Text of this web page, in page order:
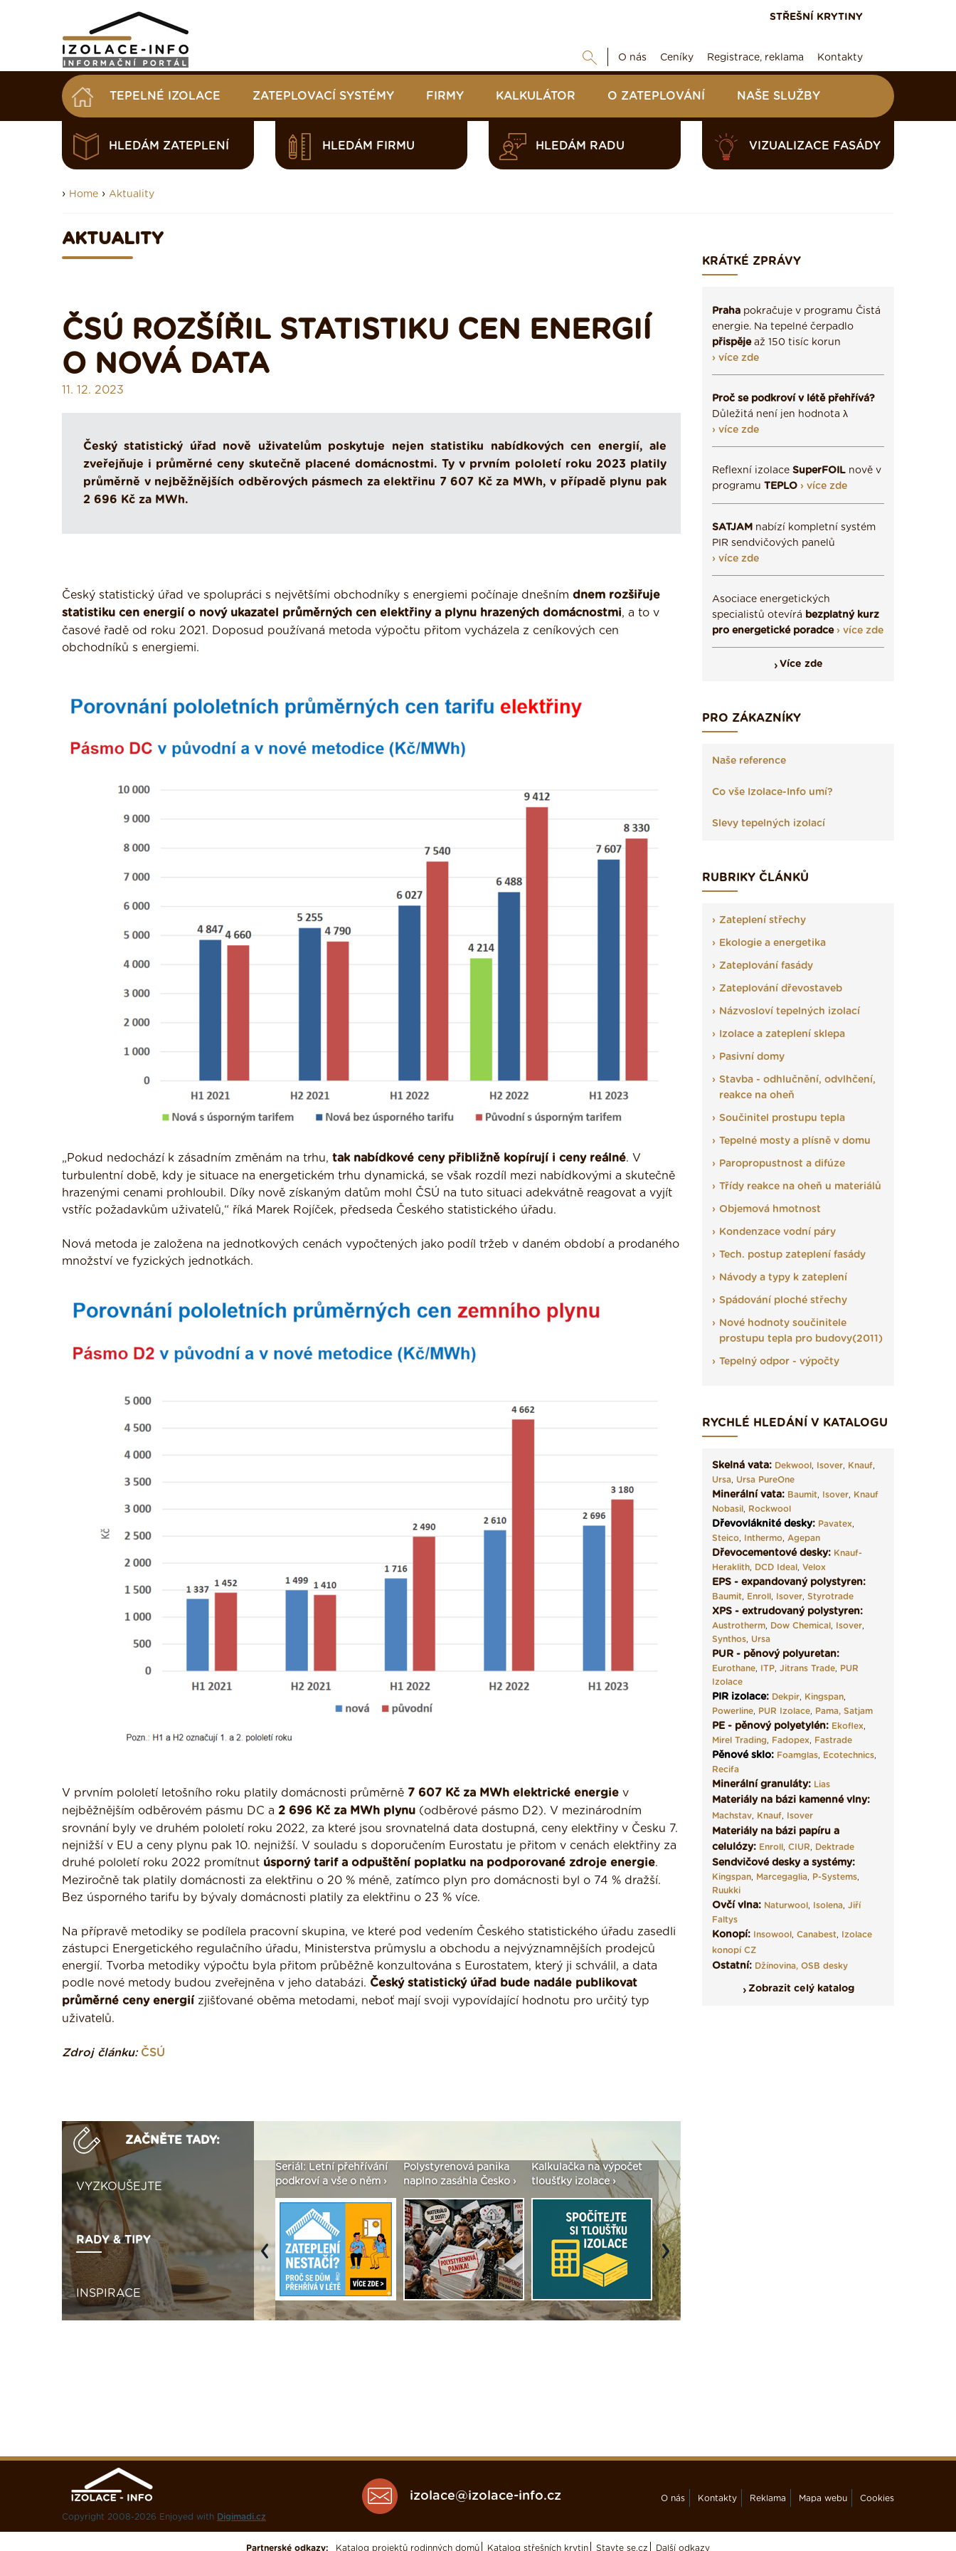
STŘEŠNÍ KRYTINY
O nás Ceníky Registrace, reklama Kontakty
TEPELNÉ IZOLACE ZATEPLOVACÍ SYSTÉMY FIRMY KALKULÁTOR O ZATEPLOVÁNÍ NAŠE SLUŽBY
HLEDÁM ZATEPLENÍ HLEDÁM FIRMU HLEDÁM RADU VIZUALIZACE FASÁDY
› Home › Aktuality
AKTUALITY
ČSÚ ROZŠÍŘIL STATISTIKU CEN ENERGIÍ
O NOVÁ DATA
11. 12. 2023
Český statistický úřad nově uživatelům poskytuje nejen statistiku nabídkových cen energií, ale
zveřejňuje i průměrné ceny skutečně placené domácnostmi. Ty v prvním pololetí roku 2023 platily
průměrně v nejběžnějších odběrových pásmech za elektřinu 7 607 Kč za MWh, v případě plynu pak
2 696 Kč za MWh.
Český statistický úřad ve spolupráci s největšími obchodníky s energiemi počínaje dnešním dnem rozšiřuje
statistiku cen energií o nový ukazatel průměrných cen elektřiny a plynu hrazených domácnostmi, a to v
časové řadě od roku 2021. Doposud používaná metoda výpočtu přitom vycházela z ceníkových cen
obchodníků s energiemi.
„Pokud nedochází k zásadním změnám na trhu, tak nabídkové ceny přibližně kopírují i ceny reálné. V
turbulentní době, kdy je situace na energetickém trhu dynamická, se však rozdíl mezi nabídkovými a skutečně
hrazenými cenami prohloubil. Díky nově získaným datům mohl ČSÚ na tuto situaci adekvátně reagovat a vyjít
vstříc požadavkům uživatelů,“ říká Marek Rojíček, předseda Českého statistického úřadu.
Nová metoda je založena na jednotkových cenách vypočtených jako podíl tržeb v daném období a prodaného
množství ve fyzických jednotkách.
V prvním pololetí letošního roku platily domácnosti průměrně 7 607 Kč za MWh elektrické energie v
nejběžnějším odběrovém pásmu DC a 2 696 Kč za MWh plynu (odběrové pásmo D2). V mezinárodním
srovnání byly ve druhém pololetí roku 2022, za které jsou srovnatelná data dostupná, ceny elektřiny v Česku 7.
nejnižší v EU a ceny plynu pak 10. nejnižší. V souladu s doporučením Eurostatu je přitom v cenách elektřiny za
druhé pololetí roku 2022 promítnut úsporný tarif a odpuštění poplatku na podporované zdroje energie.
Meziročně tak platily domácnosti za elektřinu o 20 % méně, zatímco plyn pro domácnosti byl o 74 % dražší.
Bez úsporného tarifu by bývaly domácnosti platily za elektřinu o 23 % více.
Na přípravě metodiky se podílela pracovní skupina, ve které pod vedením Českého statistického úřadu zasedli
zástupci Energetického regulačního úřadu, Ministerstva průmyslu a obchodu a nejvýznamnějších prodejců
energií. Tvorba metodiky výpočtu byla přitom průběžně konzultována s Eurostatem, který ji schválil, a data
podle nové metody budou zveřejněna v jeho databázi. Český statistický úřad bude nadále publikovat
průměrné ceny energií zjišťované oběma metodami, neboť mají svoji vypovídající hodnotu pro určitý typ
uživatelů.
Zdroj článku: ČSÚ
ZAČNĚTE TADY:
VYZKOUŠEJTE
RADY & TIPY
INSPIRACE
Vytvořte si vizualizaci
seženeme! ›
Seriál: Letní přehřívání
podkroví a vše o něm ›
Polystyrenová panika
naplno zasáhla Česko ›
Kalkulačka na výpočet
tloušťky izolace ›
Seriál: Fasády ETICS a
vše podstatné v kostce ›
Previous Next
KRÁTKÉ ZPRÁVY
Praha pokračuje v programu Čistá
energie. Na tepelné čerpadlo
přispějeaž 150 tisíc korun
› více zde
Proč se podkroví v létě přehřívá?
Důležitá není jen hodnota λ
› více zde
Reflexní izolace SuperFOIL nově v
programu TEPLO › více zde
SATJAM nabízí kompletní systém
PIR sendvičových panelů
› více zde
Asociace energetických
specialistů otevírá bezplatný kurz
pro energetické poradce › více zde
Více zde
PRO ZÁKAZNÍKY
Naše reference
Co vše Izolace-Info umí?
Slevy tepelných izolací
RUBRIKY ČLÁNKŮ
Zateplení střechy
Ekologie a energetika
Zateplování fasády
Zateplování dřevostaveb
Názvosloví tepelných izolací
Izolace a zateplení sklepa
Pasivní domy
Stavba - odhlučnění, odvlhčení,
reakce na oheň
Součinitel prostupu tepla
Tepelné mosty a plísně v domu
Paropropustnost a difúze
Třídy reakce na oheň u materiálů
Objemová hmotnost
Kondenzace vodní páry
Tech. postup zateplení fasády
Návody a typy k zateplení
Spádování ploché střechy
Nové hodnoty součinitele
prostupu tepla pro budovy(2011)
Tepelný odpor - výpočty
RYCHLÉ HLEDÁNÍ V KATALOGU
Skelná vata: Dekwool, Isover, Knauf,
Ursa, Ursa PureOne
Minerální vata: Baumit, Isover, Knauf
Nobasil, Rockwool
Dřevovláknité desky: Pavatex,
Steico, Inthermo, Agepan
Dřevocementové desky: Knauf-
Heraklith, DCD Ideal, Velox
EPS - expandovaný polystyren:
Baumit, Enroll, Isover, Styrotrade
XPS - extrudovaný polystyren:
Austrotherm, Dow Chemical, Isover,
Synthos, Ursa
PUR - pěnový polyuretan:
Eurothane, ITP, Jitrans Trade, PUR
Izolace
PIR izolace: Dekpir, Kingspan,
Powerline, PUR Izolace, Pama, Satjam
PE - pěnový polyetylén: Ekoflex,
Mirel Trading, Fadopex, Fastrade
Pěnové sklo: Foamglas, Ecotechnics,
Recifa
Minerální granuláty: Lias
Materiály na bázi kamenné vlny:
Machstav, Knauf, Isover
Materiály na bázi papíru a
celulózy: Enroll, CIUR, Dektrade
Sendvičové desky a systémy:
Kingspan, Marcegaglia, P-Systems,
Ruukki
Ovčí vlna: Naturwool, Isolena, Jiří
Faltys
Konopí: Insowool, Canabest, Izolace
konopí CZ
Ostatní: Džínovina, OSB desky
Zobrazit celý katalog
Copyright 2008-2026 Enjoyed with Digimadi.cz
izolace@izolace-info.cz O nás Kontakty Reklama Mapa webu Cookies
Partnerské odkazy: Katalog projektů rodinných domů Katalog střešních krytin Stavte se.cz Další odkazy